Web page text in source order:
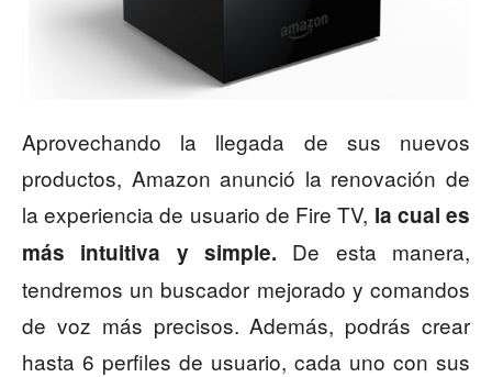
Aprovechando la llegada de sus nuevos
productos, Amazon anunció la renovación de
la experiencia de usuario de Fire TV, la cual es
más intuitiva y simple. De esta manera,
tendremos un buscador mejorado y comandos
de voz más precisos. Además, podrás crear
hasta 6 perfiles de usuario, cada uno con sus